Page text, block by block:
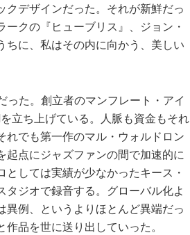
デザインだった。それが新鮮だっ
クの『ヒューブリス』、ジョン・
ちに、私はその内に向かう、美しい
った。創立者のマンフレート・アイ
立ち上げている。人脈も資金もそれ
れでも第一作のマル・ウォルドロン
起点にジャズファンの間で加速的に
しては実績が少なかったキース・
ジオで録音する。グローバル化よ
異例、というよりほとんど異端だっ
品を世に送り出していった。